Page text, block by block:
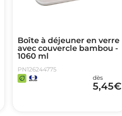
Boîte à déjeuner en verre
avec couvercle bambou -
1060 ml
PN126244775
dès
5,45€